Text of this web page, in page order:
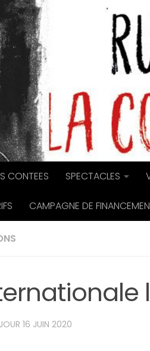
CONTEES SPECTACLES
CAMPAGNE DE
16 JUIN 2020